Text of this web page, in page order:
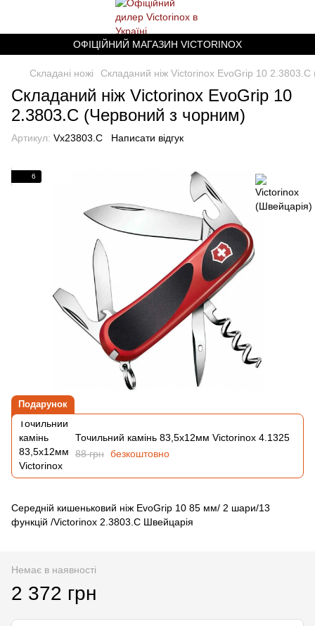
ОФІЦІЙНИЙ МАГАЗИН VICTORINOX
Складані ножі Складаний ніж Victorinox EvoGrip 10
Складаний ніж Victorinox EvoGrip 10
2.3803.C (Червоний з чорним)
Артикул: Vx23803.C Написати відгук
6
Подарунок
Точильний камінь 83,5х12мм Victorinox 4.1325
88 грн безкоштовно
Середній кишеньковий ніж EvoGrip 10 85 мм/ 2 шари/13
функцій /Victorinox 2.3803.C Швейцарія
Немає в наявності
2 372 грн